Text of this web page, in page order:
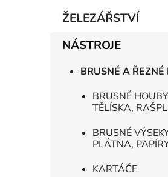
ŽELEZÁŘSTVÍ
NÁSTROJE
BRUSNÉ A ŘEZNÉ
BRUSNÉ
TĚLÍSKA,
BRUSNÉ
PLÁTNA,
KARTÁČE